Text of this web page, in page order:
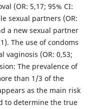
(OR: 5,17; 95% CI:
sexual partners (OR:
a new sexual partner
The use of condoms
vaginosis (OR: 0,53;
The prevalence of
than 1/3 of the
as the main risk
to determine the true